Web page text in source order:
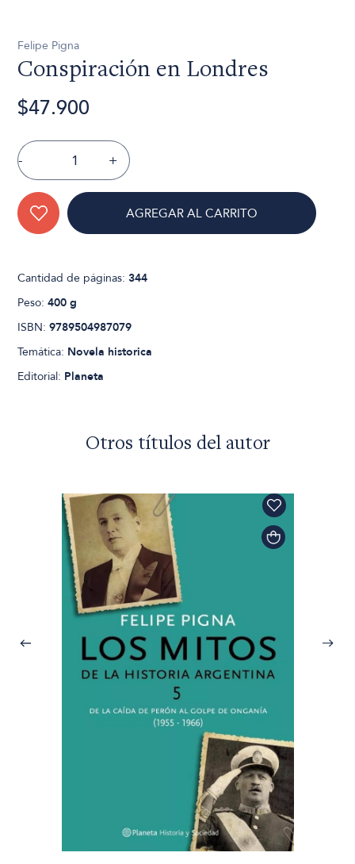
Felipe Pigna
Conspiración en Londres
$47.900
- +
AGREGAR AL CARRITO
Cantidad de páginas:344
Peso:400 g
ISBN:9789504987079
Temática: Novela historica
Editorial: Planeta
Otros títulos del autor